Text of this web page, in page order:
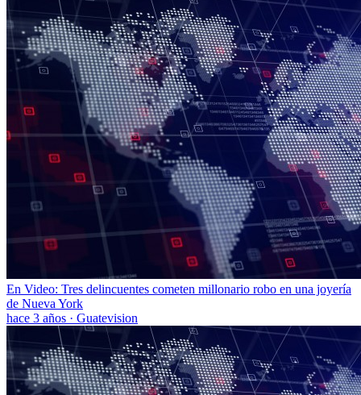
En Video: Tres delincuentes cometen millonario robo en una joyería
de Nueva York
hace 3 años · Guatevision